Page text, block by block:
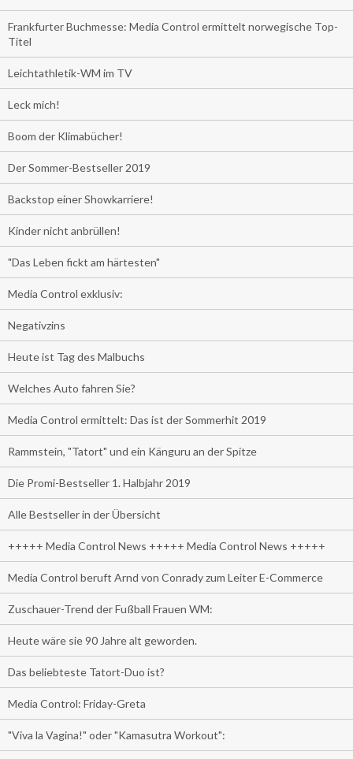
Frankfurter Buchmesse: Media Control ermittelt norwegische Top-
Titel
Leichtathletik-WM im TV
Leck mich!
Boom der Klimabücher!
Der Sommer-Bestseller 2019
Backstop einer Showkarriere!
Kinder nicht anbrüllen!
"Das Leben fickt am härtesten"
Media Control exklusiv:
Negativzins
Heute ist Tag des Malbuchs
Welches Auto fahren Sie?
Media Control ermittelt: Das ist der Sommerhit 2019
Rammstein, "Tatort" und ein Känguru an der Spitze
Die Promi-Bestseller 1. Halbjahr 2019
Alle Bestseller in der Übersicht
+++++ Media Control News +++++ Media Control News +++++
Media Control beruft Arnd von Conrady zum Leiter E-Commerce
Zuschauer-Trend der Fußball Frauen WM:
Heute wäre sie 90 Jahre alt geworden.
Das beliebteste Tatort-Duo ist?
Media Control: Friday-Greta
"Viva la Vagina!" oder "Kamasutra Workout":